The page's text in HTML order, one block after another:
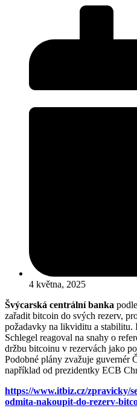
4 května, 2025
Švýcarská centrální banka
zařadit bitcoin do svých rezerv,
požadavky na likviditu a
Schlegel reagoval na snahy o
držbu bitcoinu v rezervách jako
Podobné plány zvažuje
například od prezidentky ECB
https://www.itbiz.cz/zpravicky/
odmita-nakoupit-do-rezerv-